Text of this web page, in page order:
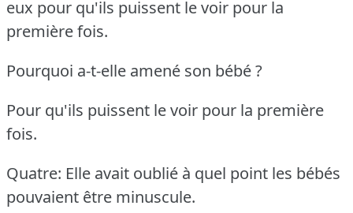
eux pour qu'ils puissent le voir pour la
première fois.
Pourquoi a-t-elle amené son bébé ?
Pour qu'ils puissent le voir pour la première
fois.
Quatre: Elle avait oublié à quel point les bébés
pouvaient être minuscule.